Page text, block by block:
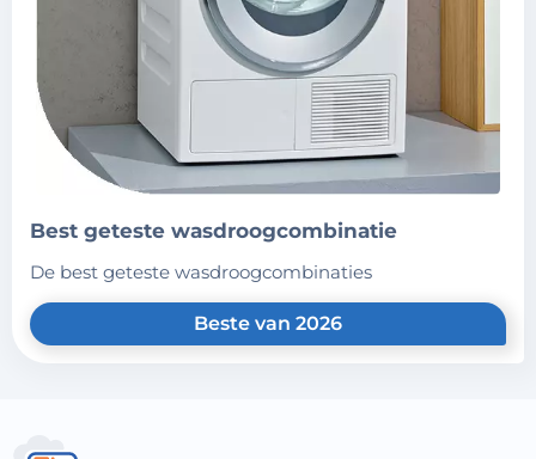
best geteste wasdroogcombinatie
de best geteste wasdroogcombinaties
Beste van 2026